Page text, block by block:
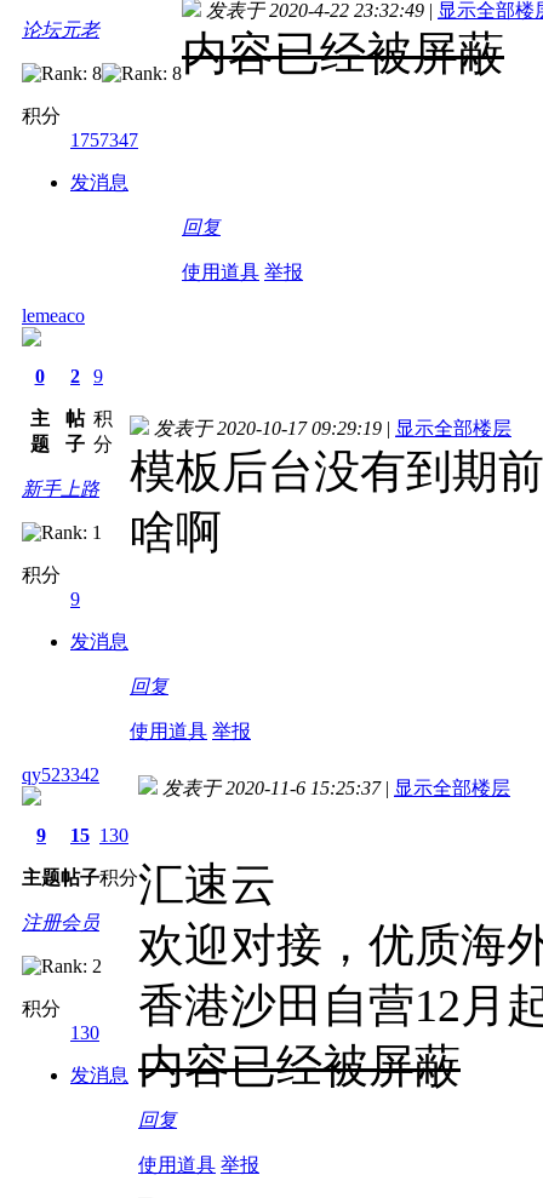
论坛元老
积分
1757347
发消息
发表于 2020-4-22 23:32:49 | 显示全部楼
内容已经被屏蔽
回复
使用道具 举报
lemeaco
0
主
题
2
帖
子
9
积
分
新手上路
积分
9
发消息
发表于 2020-10-17 09:29:19 | 显示全部楼层
模板后台没有到期
啥啊
回复
使用道具 举报
qy523342
9
主题
15
帖子
130
积分
注册会员
积分
130
发消息
发表于 2020-11-6 15:25:37 | 显示全部楼层
汇速云
欢迎对接，优质海
香港沙田自营12月
内容已经被屏蔽
回复
使用道具 举报